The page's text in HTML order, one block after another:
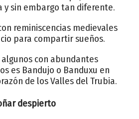
y sin embargo tan diferente.
reminiscencias medievales
para compartir sueños.
con abundantes
es Bandujo o Banduxu en
de los Valles del Trubia.
despierto